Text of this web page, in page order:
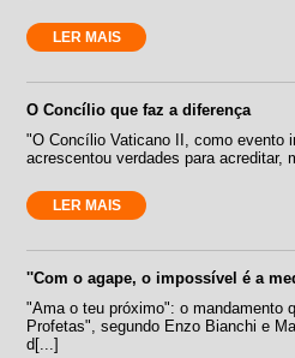
LER MAIS
O Concílio que faz a diferença
"O Concílio Vaticano II, como evento
acrescentou verdades para acreditar,
LER MAIS
''Com o agape, o impossível é a
"Ama o teu próximo": o mandamento
Profetas", segundo Enzo Bianchi e
d[...]